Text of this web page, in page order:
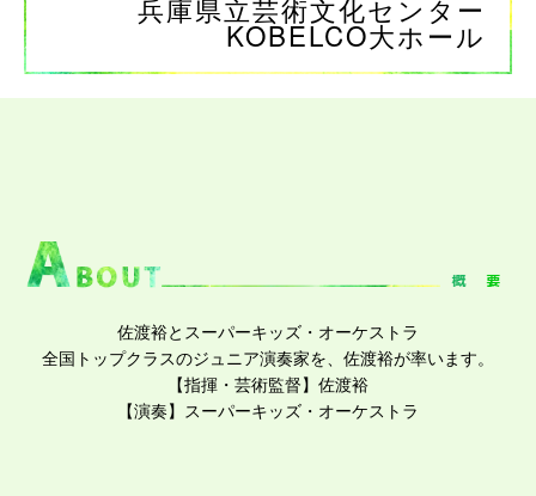
兵庫県立芸術文化センター
KOBELCO大ホール
佐渡裕とスーパーキッズ・オーケストラ
全国トップクラスのジュニア演奏家を、佐渡裕が率います。
【指揮・芸術監督】佐渡裕
【演奏】スーパーキッズ・オーケストラ